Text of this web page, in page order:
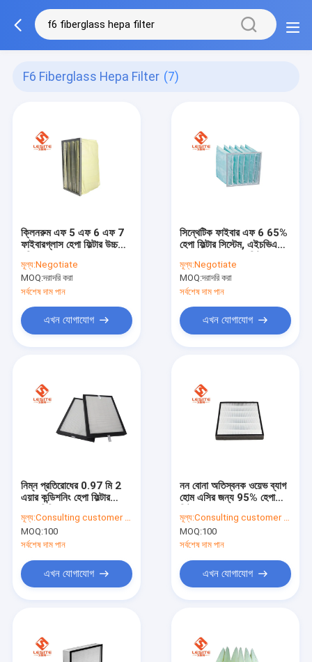
F6 Fiberglass Hepa Filter (7)
ক্লিনরুম এফ 5 এফ 6 এফ 7
ফাইবারগ্লাস হেপা ফিল্টার উচ্চ
মূল্য:Negotiate
MOQ:দরাদরি করা
সর্বশেষ দাম পান
এখন যোগাযোগ
সিন্থেটিক ফাইবার এফ 6 65%
হেপা ফিল্টার সিস্টেম, এইচভিএসি
মূল্য:Negotiate
MOQ:দরাদরি করা
সর্বশেষ দাম পান
এখন যোগাযোগ
নিম্ন প্রতিরোধের 0.97 মি 2
এয়ার কন্ডিশনিং হেপা ফিল্টার
মূল্য:Consulting customer service
MOQ:100
সর্বশেষ দাম পান
এখন যোগাযোগ
নন বোনা অতিস্বনক ওয়েভ ব্যাগ
হোম এসির জন্য 95% হেপা
মূল্য:Consulting customer service
MOQ:100
সর্বশেষ দাম পান
এখন যোগাযোগ